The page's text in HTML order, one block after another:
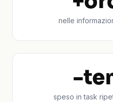
nelle
-
speso in task